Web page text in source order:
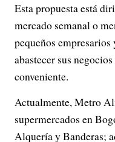
Esta propuesta está
mercado semanal o
pequeños
abastecer sus
conveniente.
Actualmente, Metro
supermercados en
Alquería y Banderas;